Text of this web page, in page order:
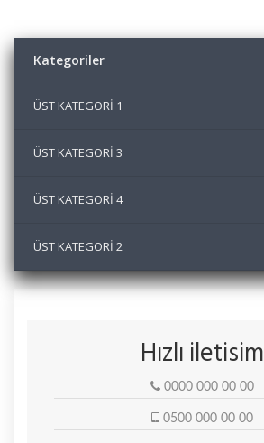
Kategoriler
ÜST KATEGORİ 1
ÜST KATEGORİ 3
ÜST KATEGORİ 4
ÜST KATEGORİ 2
Hızlı iletisim
0000 000 00 00
0500 000 00 00